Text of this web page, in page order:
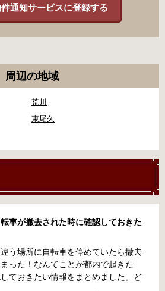
通知サービスに登録する
周辺の地域
荒川
東尾久
車が撤去された時に確認しておきた
う場所に自転車を停めていたら撤去
った！なんてことが都内で起きた
ておきたい情報をまとめました。ど